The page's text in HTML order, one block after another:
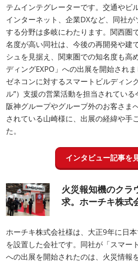
テムインテグレーターです。交通やビ
インターネット、企業DXなど、同社
する分野は多岐にわたります。関西圏
名度が高い同社は、今後の再開発や建
シュを見据え、関東圏での知名度も高
ディングEXPO」への出展を開始され
ゼネコンに対するスマートビルディン
ル”）支援の営業活動を担当されてい
阪神グループやグループ外のお客さま
されている山崎様に、出展の経緯や手
た。
インタビュー記事を
火災報知機のクラ
求。ホーチキ株式
ホーチキ株式会社様は、大正9年に日
を設置した会社です。同社が「スマー
への出展を開始されたのは、火災情報